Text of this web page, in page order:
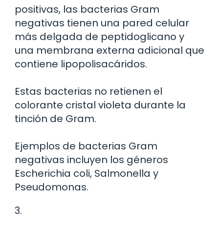
positivas, las bacterias Gram
negativas tienen una pared celular
más delgada de peptidoglicano y
una membrana externa adicional que
contiene lipopolisacáridos.
Estas bacterias no retienen el
colorante cristal violeta durante la
tinción de Gram.
Ejemplos de bacterias Gram
negativas incluyen los géneros
Escherichia coli, Salmonella y
Pseudomonas.
3.